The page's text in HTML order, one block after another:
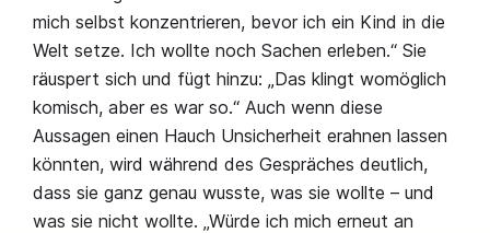
mich selbst konzentrieren, bevor ich ein Kind in die
Welt setze. Ich wollte noch Sachen erleben.“ Sie
räuspert sich und fügt hinzu: „Das klingt womöglich
komisch, aber es war so.“ Auch wenn diese
Aussagen einen Hauch Unsicherheit erahnen lassen
könnten, wird während des Gespräches deutlich,
dass sie ganz genau wusste, was sie wollte – und
was sie nicht wollte. „Würde ich mich erneut an